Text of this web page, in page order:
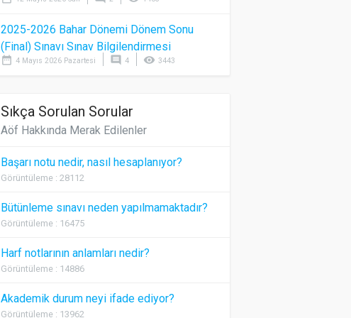
2025-2026 Bahar Dönemi Dönem Sonu
(Final) Sınavı Sınav Bilgilendirmesi
date_range 4 Mayıs 2026 Pazartesi comment 4 visibility 3443
Sıkça Sorulan Sorular
Aöf Hakkında Merak Edilenler
Başarı notu nedir, nasıl hesaplanıyor?
Görüntüleme : 28112
Bütünleme sınavı neden yapılmamaktadır?
Görüntüleme : 16475
Harf notlarının anlamları nedir?
Görüntüleme : 14886
Akademik durum neyi ifade ediyor?
Görüntüleme : 13962